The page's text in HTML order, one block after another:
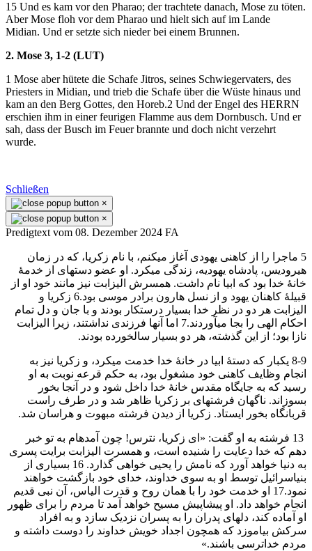
15 Und es kam vor den Pharao; der trachtete danach, Mose zu töten.
Aber Mose floh vor dem Pharao und hielt sich auf im Lande
Midian. Und er setzte sich nieder bei einem Brunnen.
2. Mose 3, 1-2 (LUT)
1 Mose aber hütete die Schafe Jitros, seines Schwiegervaters, des
Priesters in Midian, und trieb die Schafe über die Wüste hinaus und
kam an den Berg Gottes, den Horeb.2 Und der Engel des HERRN
erschien ihm in einer feurigen Flamme aus dem Dornbusch. Und er
sah, dass der Busch im Feuer brannte und doch nicht verzehrt
wurde.
Schließen
×
×
Predigtext vom 08. Dezember 2024 FA
5 ماجرا را از كاهنی يهودی آغاز میكنم، با نام زكريا، كه در زمان
هيروديس، پادشاه يهوديه، زندگی میكرد. او عضو دستهای از خدمهٔ
خانهٔ خدا بود كه ابيا نام داشت. همسرش اليزابت نيز مانند خود او از
قبيلهٔ كاهنان يهود و از نسل هارون برادر موسی بود.6 زكريا و
اليزابت هر دو در نظر خدا بسيار درستكار بودند و با جان و دل تمام
احكام الهی را بجا میآوردند.7 اما آنها فرزندی نداشتند، زيرا اليزابت
نازا بود؛ از اين گذشته، هر دو بسيار سالخورده بودند.
8-9 يكبار كه دستهٔ ابيا در خانهٔ خدا خدمت میكرد، و زكريا نيز به
انجام وظايف كاهنی خود مشغول بود، به حكم قرعه نوبت به او
رسيد كه به جايگاه مقدس خانهٔ خدا داخل شود و در آنجا بخور
بسوزاند. ناگهان فرشتهای بر زكريا ظاهر شد و در طرف راست
قربانگاه بخور ايستاد. زكريا از ديدن فرشته مبهوت و هراسان شد.
13 فرشته به او گفت: «ای زكريا، نترس! چون آمدهام به تو خبر
دهم كه خدا دعايت را شنيده است، و همسرت اليزابت برايت پسری
به دنیا خواهد آورد كه نامش را يحيی خواهی گذارد. 16 بسياری از
بنیاسرائيل توسط او به سوی خداوند، خدای خود بازگشت خواهند
نمود.17 او خدمت خود را با همان روح و قدرت الياس، آن نبی قديم
انجام خواهد داد. او پيشاپيش مسيح خواهد آمد تا مردم را برای ظهور
او آماده كند، دلهای پدران را به پسران نزديک سازد و به افراد
سركش بياموزد كه همچون اجداد خويش خداوند را دوست داشته و
مردم خداترسی باشند.»